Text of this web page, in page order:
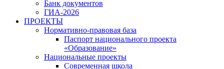
Банк документов
ГИА-2026
ПРОЕКТЫ
Нормативно-правовая база
Паспорт национального проекта
«Образование»
Национальные проекты
Современная школа